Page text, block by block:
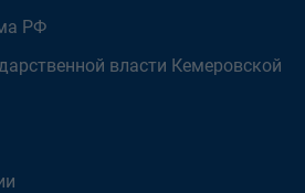
РФ
власти Кемеровской